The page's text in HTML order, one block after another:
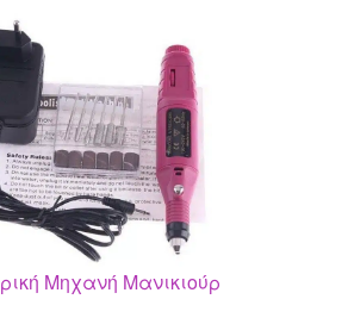
Μηχανή Μανικιούρ